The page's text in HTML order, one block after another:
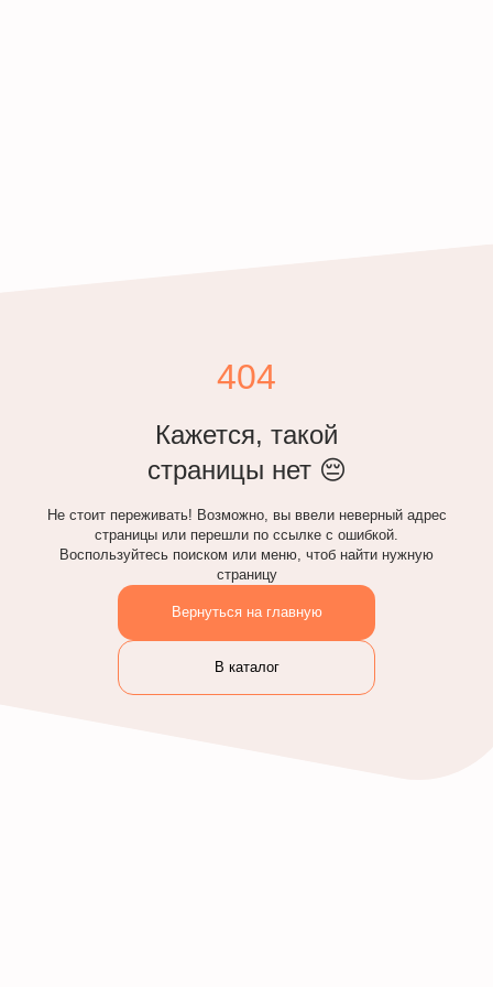
404
Кажется, такой
страницы нет 😔
Не стоит переживать! Возможно, вы ввели неверный адрес
страницы или перешли по ссылке с ошибкой.
Воспользуйтесь поиском или меню, чтоб найти нужную
страницу
Вернуться на главную
В каталог